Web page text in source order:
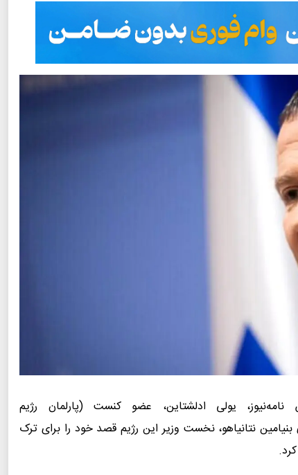
نامه‌نیوز، یولی ادلشتاین، عضو کنست (پارلمان رژیم
نتانیاهو، نخست وزیر این رژیم قصد خود را برای ترک